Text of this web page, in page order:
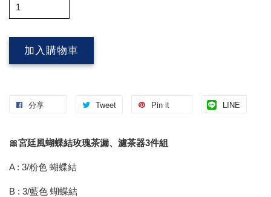
加入購物車
分享 Tweet Pin it LINE
🎀宮廷風蝴蝶結玫瑰茶漏、濾茶器3件組
A : 3/粉色 蝴蝶結
B : 3/藍色 蝴蝶結